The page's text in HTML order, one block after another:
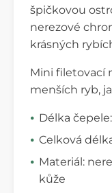
špičkovou
nerezové
krásných
Mini filetovací
menších ryb,
Délka
Celková
Materiál:
kůže